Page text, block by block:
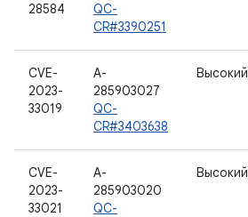
28584
QC-
CR#3390251
CVE-
2023-
33019
A-
285903027
QC-
CR#3403638
Высокий
CVE-
2023-
33021
A-
285903020
QC-
Высокий